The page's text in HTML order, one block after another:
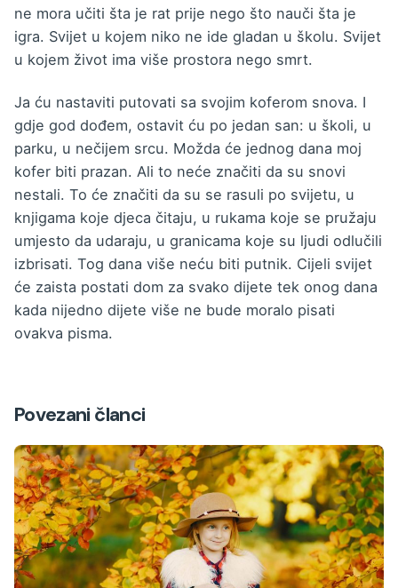
ne mora učiti šta je rat prije nego što nauči šta je
igra. Svijet u kojem niko ne ide gladan u školu. Svijet
u kojem život ima više prostora nego smrt.
Ja ću nastaviti putovati sa svojim koferom snova. I
gdje god dođem, ostavit ću po jedan san: u školi, u
parku, u nečijem srcu. Možda će jednog dana moj
kofer biti prazan. Ali to neće značiti da su snovi
nestali. To će značiti da su se rasuli po svijetu, u
knjigama koje djeca čitaju, u rukama koje se pružaju
umjesto da udaraju, u granicama koje su ljudi odlučili
izbrisati. Tog dana više neću biti putnik. Cijeli svijet
će zaista postati dom za svako dijete tek onog dana
kada nijedno dijete više ne bude moralo pisati
ovakva pisma.
Povezani članci